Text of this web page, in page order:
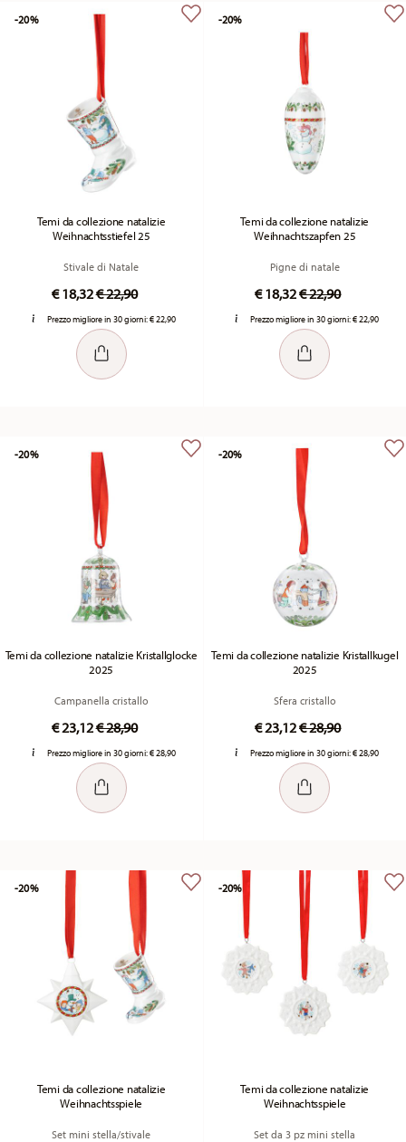
Temi da collezione natalizie
Weihnachtsstiefel 25
Stivale di Natale
€ 18,32Price reduced from
€ 22,90to
Prezzo migliore in 30 giorni:€ 22,90
-20%
Temi da collezione natalizie
Weihnachtszapfen 25
Pigne di natale
€ 18,32Price reduced
€ 22,90to
Prezzo migliore in 30 giorni:€ 22,90
-20%
Temi da collezione natalizie Kristallglocke
2025
Campanella cristallo
€ 23,12Price reduced from
€ 28,90to
Prezzo migliore in 30 giorni:€ 28,90
-20%
Temi da collezione natalizie Kristallkugel
2025
Sfera cristallo
€ 23,12Price reduced
€ 28,90to
Prezzo migliore in 30 giorni:€ 28,90
-20%
Temi da collezione natalizie
Weihnachtsspiele
Set mini stella/stivale
-20%
Temi da collezione natalizie
Weihnachtsspiele
Set da 3 pz mini stella
-20%